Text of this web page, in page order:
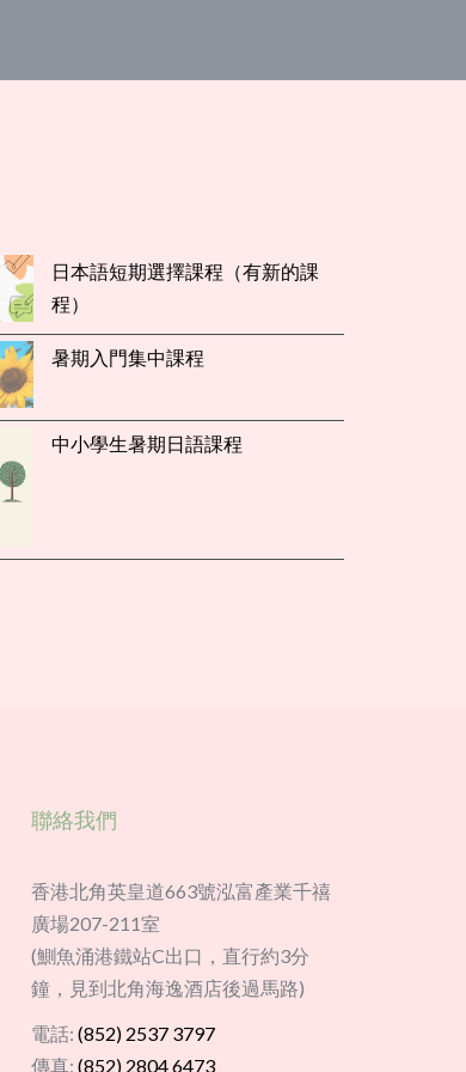
日本語短期選擇課程（有新的課
程）
暑期入門集中課程
中小學生暑期日語課程
聯絡我們
香港北角英皇道663號泓富產業千禧
廣場207-211室
(鰂魚涌港鐵站C出口，直行約3分
鐘，見到北角海逸酒店後過馬路)
電話: (852) 2537 3797
傳真: (852) 2804 6473